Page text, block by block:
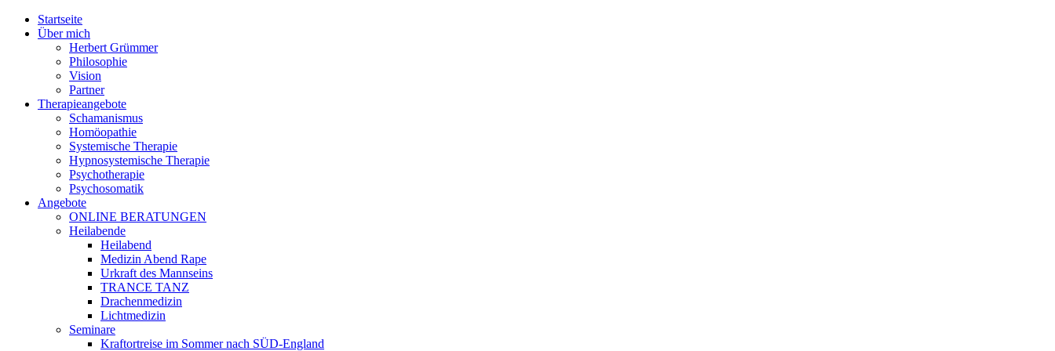
Jump to navigation
Startseite
Über mich
Herbert Grümmer
Philosophie
Vision
Partner
Therapieangebote
Schamanismus
Homöopathie
Systemische Therapie
Hypnosystemische Therapie
Psychotherapie
Psychosomatik
Angebote
ONLINE BERATUNGEN
Heilabende
Heilabend
Medizin Abend Rape
Urkraft des Mannseins
TRANCE TANZ
Drachenmedizin
Lichtmedizin
Seminare
Kraftortreise im Sommer nach SÜD-England